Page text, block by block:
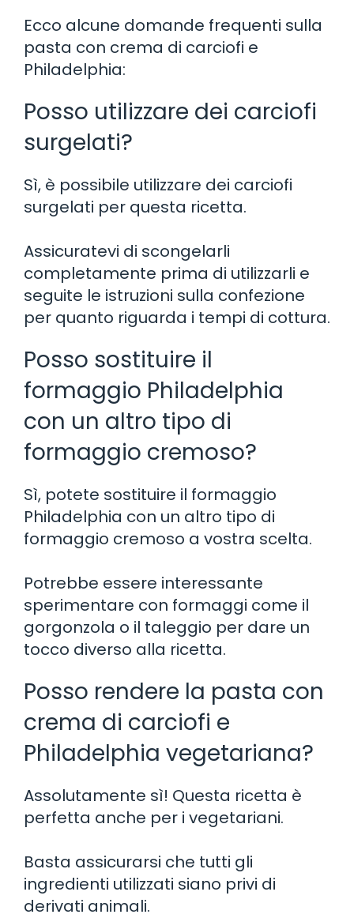
Ecco alcune domande frequenti sulla
pasta con crema di carciofi e
Philadelphia:
Posso utilizzare dei carciofi
surgelati?
Sì, è possibile utilizzare dei carciofi
surgelati per questa ricetta.
Assicuratevi di scongelarli
completamente prima di utilizzarli e
seguite le istruzioni sulla confezione
per quanto riguarda i tempi di cottura.
Posso sostituire il
formaggio Philadelphia
con un altro tipo di
formaggio cremoso?
Sì, potete sostituire il formaggio
Philadelphia con un altro tipo di
formaggio cremoso a vostra scelta.
Potrebbe essere interessante
sperimentare con formaggi come il
gorgonzola o il taleggio per dare un
tocco diverso alla ricetta.
Posso rendere la pasta con
crema di carciofi e
Philadelphia vegetariana?
Assolutamente sì! Questa ricetta è
perfetta anche per i vegetariani.
Basta assicurarsi che tutti gli
ingredienti utilizzati siano privi di
derivati animali.